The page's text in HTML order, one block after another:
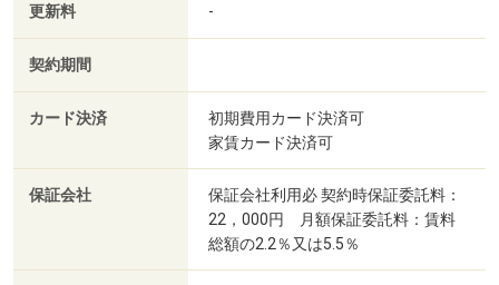
更新料 -
契約期間
カード決済
初期費用カード決済可
家賃カード決済可
保証会社
保証会社利用必 契約時保証委託料：
22，000円 月額保証委託料：賃料
総額の2.2％又は5.5％